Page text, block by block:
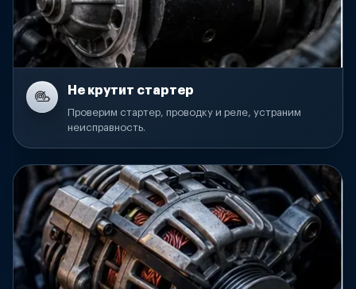
Не крутит стартер
Проверим стартер, проводку и реле, устраним
неисправность.